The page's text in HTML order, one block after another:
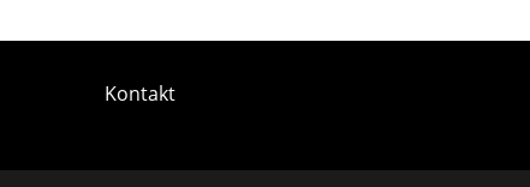
Kontakt